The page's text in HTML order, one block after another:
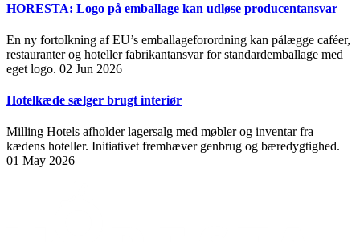
HORESTA: Logo på emballage kan udløse producentansvar
En ny fortolkning af EU’s emballageforordning kan pålægge caféer,
restauranter og hoteller fabrikantansvar for standardemballage med
eget logo. 02 Jun 2026
Hotelkæde sælger brugt interiør
Milling Hotels afholder lagersalg med møbler og inventar fra
kædens hoteller. Initiativet fremhæver genbrug og bæredygtighed.
01 May 2026